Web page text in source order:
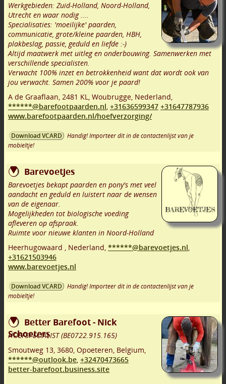
Werkgebieden: Zuid-Holland, Noord-Holland,
Utrecht en waar nodig ....
Specialisaties: 'moeilijke' paarden,
communicatie, grote/kleine paarden, HBH,
plakbeslag, passie, geduld en liefde :-)
Altijd maatwerk met uitleg en onderbouwing. Samenwerken met
verschillende specialisten.
Verwacht 100% inzet en betrokkenheid want dat wordt ook van
jou verwacht. Samen 200% voor je paard!
A de Graaflaan, 2481 KL, Woubrugge, Nederland,
******@barefootpaarden.nl, +31636599347 +31647787936
www.barefootpaarden.nl/hoefverzorging/
Download VCARD
Handig! Importeer dit in de contactenlijst van je
mobieltje!
Barevoetjes
Barevoetjes bekapt paarden en pony's met veel
aandacht en geduld en luistert naar de wensen
van de eigenaar.
Mogelijkheden tot biologische voeding
afleveren op afspraak.
Ruimte voor nieuwe klanten in Noord-Holland
Heerhugowaard , Nederland, ******@barevoetjes.nl,
+31621503946
www.barevoetjes.nl
Download VCARD
Handig! Importeer dit in de contactenlijst van je
mobieltje!
Better Barefoot - Nick
Schoeters
HOEFSPECIALIST (BE0722.915.165)
Smoutweg 13, 3680, Opoeteren, Belgium,
******@outlook.be, +32470473665
better-barefoot.business.site